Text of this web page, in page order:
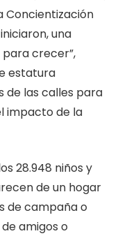
Concientización
una
crecer”,
estatura
de las calles para
impacto de la
28.948 niños y
de un hogar
de campaña o
amigos o